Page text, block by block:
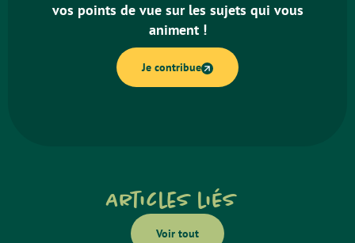
vos points de vue sur les sujets qui vous
animent !
Je contribue
Articles liés
Voir tout